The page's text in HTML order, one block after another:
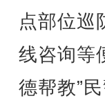
点部位巡
线咨询等
德帮教”